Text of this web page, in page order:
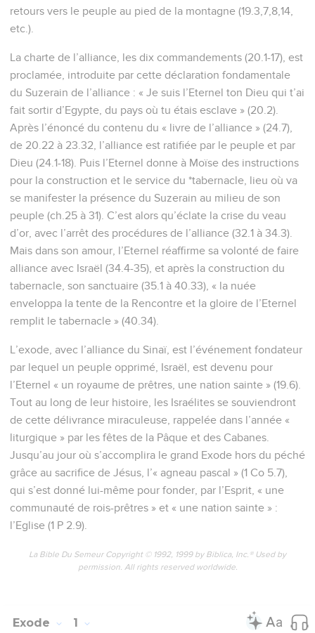
retours vers le peuple au pied de la montagne (19.3,7,8,14,
etc.).
La charte de l’alliance, les dix commandements (20.1-17), est
proclamée, introduite par cette déclaration fondamentale
du Suzerain de l’alliance : « Je suis l’Eternel ton Dieu qui t’ai
fait sortir d’Egypte, du pays où tu étais esclave » (20.2).
Après l’énoncé du contenu du « livre de l’alliance » (24.7),
de 20.22 à 23.32, l’alliance est ratifiée par le peuple et par
Dieu (24.1-18). Puis l’Eternel donne à Moïse des instructions
pour la construction et le service du *tabernacle, lieu où va
se manifester la présence du Suzerain au milieu de son
peuple (ch.25 à 31). C’est alors qu’éclate la crise du veau
d’or, avec l’arrêt des procédures de l’alliance (32.1 à 34.3).
Mais dans son amour, l’Eternel réaffirme sa volonté de faire
alliance avec Israël (34.4-35), et après la construction du
tabernacle, son sanctuaire (35.1 à 40.33), « la nuée
enveloppa la tente de la Rencontre et la gloire de l’Eternel
remplit le tabernacle » (40.34).
L’exode, avec l’alliance du Sinaï, est l’événement fondateur
par lequel un peuple opprimé, Israël, est devenu pour
l’Eternel « un royaume de prêtres, une nation sainte » (19.6).
Tout au long de leur histoire, les Israélites se souviendront
de cette délivrance miraculeuse, rappelée dans l’année «
liturgique » par les fêtes de la Pâque et des Cabanes.
Jusqu’au jour où s’accomplira le grand Exode hors du péché
grâce au sacrifice de Jésus, l’« agneau pascal » (1 Co 5.7),
qui s’est donné lui-même pour fonder, par l’Esprit, « une
communauté de rois-prêtres » et « une nation sainte » :
l’Eglise (1 P 2.9).
La Bible Du Semeur Copyright © 1992, 1999 by Biblica, Inc.® Used by
permission. All rights reserved worldwide.
Exode 1